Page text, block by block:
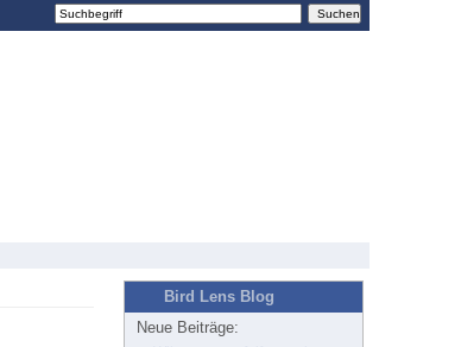
Bird Lens Blog
Neue Beiträge: